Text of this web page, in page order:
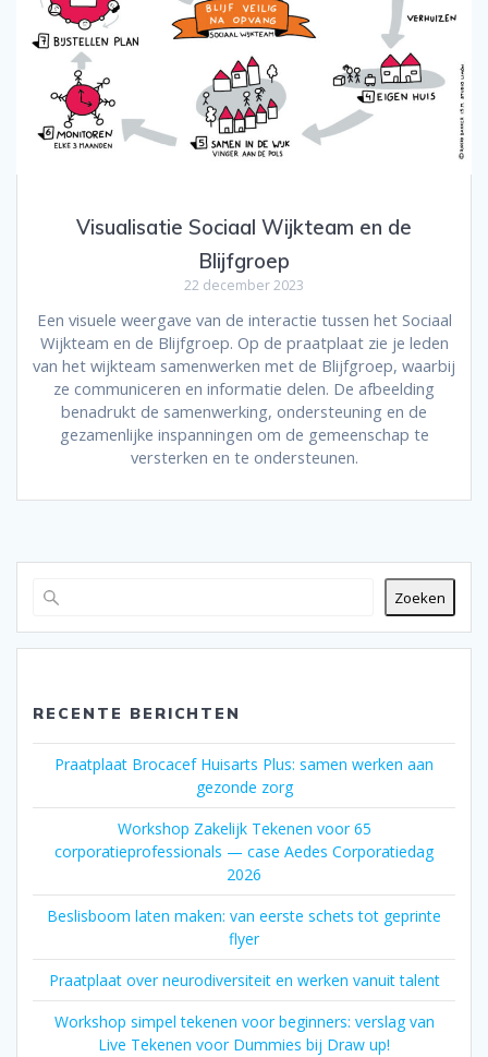
Visualisatie Sociaal Wijkteam en de
Blijfgroep
22 december 2023
Een visuele weergave van de interactie tussen het Sociaal
Wijkteam en de Blijfgroep. Op de praatplaat zie je leden
van het wijkteam samenwerken met de Blijfgroep, waarbij
ze communiceren en informatie delen. De afbeelding
benadrukt de samenwerking, ondersteuning en de
gezamenlijke inspanningen om de gemeenschap te
versterken en te ondersteunen.
Zoeken
RECENTE BERICHTEN
Praatplaat Brocacef Huisarts Plus: samen werken aan
gezonde zorg
Workshop Zakelijk Tekenen voor 65
corporatieprofessionals — case Aedes Corporatiedag
2026
Beslisboom laten maken: van eerste schets tot geprinte
flyer
Praatplaat over neurodiversiteit en werken vanuit talent
Workshop simpel tekenen voor beginners: verslag van
Live Tekenen voor Dummies bij Draw up!